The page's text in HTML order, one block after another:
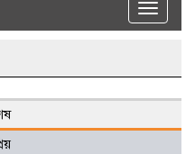
Toggle